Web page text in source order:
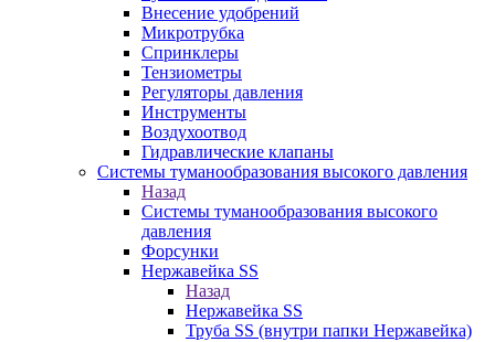
Внесение удобрений
Микротрубка
Спринклеры
Тензиометры
Регуляторы давления
Инструменты
Воздухоотвод
Гидравлические клапаны
Системы туманообразования высокого давления
Назад
Системы туманообразования высокого
давления
Форсунки
Нержавейка SS
Назад
Нержавейка SS
Труба SS (внутри папки Нержавейка)